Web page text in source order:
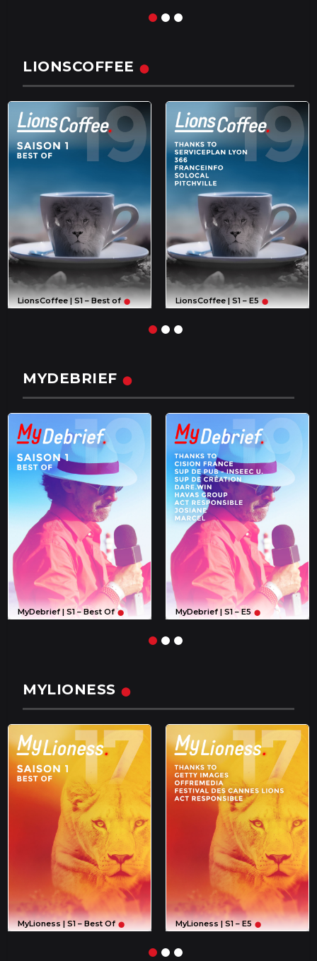
LIONSCOFFEE
LionsCoffee | S1 – Best of LionsCoffee | S1 – E5
MYDEBRIEF
MyDebrief | S1 – Best Of MyDebrief | S1 – E5
MYLIONESS
MyLioness | S1 – Best Of MyLioness | S1 – E5